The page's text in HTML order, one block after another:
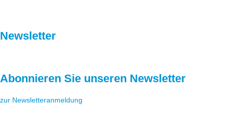
Newsletter
Abonnieren Sie unseren Newsletter
zur Newsletteranmeldung